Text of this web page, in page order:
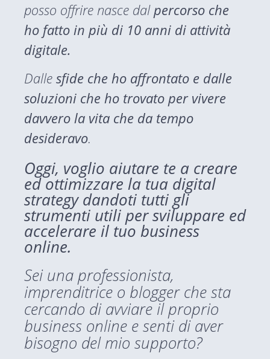
posso offrire nasce dalpercorso che
ho fatto in più di 10 anni di attività
digitale.
Dalle sfide che ho affrontato e dalle
soluzioni che ho trovato per vivere
davvero la vita che da tempo
desideravo.
Oggi, voglio aiutare te a creare
ed ottimizzare la tua digital
strategy dandoti tutti gli
strumenti utili per sviluppare ed
accelerare il tuo business
online.
Sei una professionista,
imprenditrice o blogger che sta
cercando di avviare il proprio
business online e senti di aver
bisogno del mio supporto?